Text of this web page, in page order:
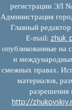
регистрации ЭЛ
Администрация
Главный
E‑mail:
опубликованные на
и
смежных правах.
материалов,
разрешения
http://